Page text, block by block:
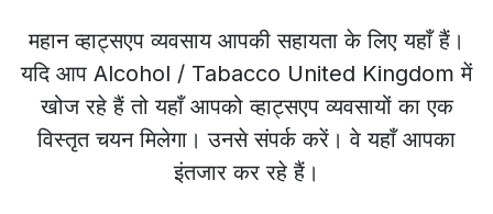
महान व्हाट्सएप व्यवसाय आपकी सहायता के लिए यहाँ हैं।
यदि आप Alcohol / Tabacco United Kingdom में
खोज रहे हैं तो यहाँ आपको व्हाट्सएप व्यवसायों का एक
विस्तृत चयन मिलेगा। उनसे संपर्क करें। वे यहाँ आपका
इंतजार कर रहे हैं।